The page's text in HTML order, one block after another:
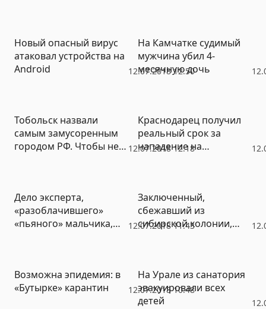
12.07.2018 12:50
Новый опасный вирус
атаковал устройства на
Android
На Камчатке судимый
мужчина убил 4-
месячную дочь
12.07.2018 12:18
Тобольск назвали
самым замусоренным
городом РФ. Чтобы не
Краснодарец получил
реальный срок за
нападение на
12.07.2018 11:43
Дело эксперта,
«разоблачившего»
«пьяного» мальчика,
Заключенный,
сбежавший из
сибирской колонии,
12.07.2018 10:48
Возможна эпидемия: в
«Бутырке» карантин
На Урале из санатория
эвакуировали всех
детей